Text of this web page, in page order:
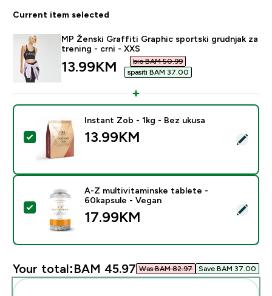
Current item selected
MP Ženski Graffiti Graphic sportski grudnjak za
trening - crni - XXS
discounted price
13.99KM‎
bio BAM 50.99‎
spasiti BAM 37.00‎
Select this product - Instant Zob - 1kg - Bez ukusa
Instant Zob - 1kg - Bez ukusa
13.99KM‎
Select this product - A-Z multivitaminske tablete -
A-Z multivitaminske tablete -
60kapsule - Vegan
17.99KM‎
Your total:BAM 45.97‎ Was BAM 82.97‎ Save BAM 37.00‎